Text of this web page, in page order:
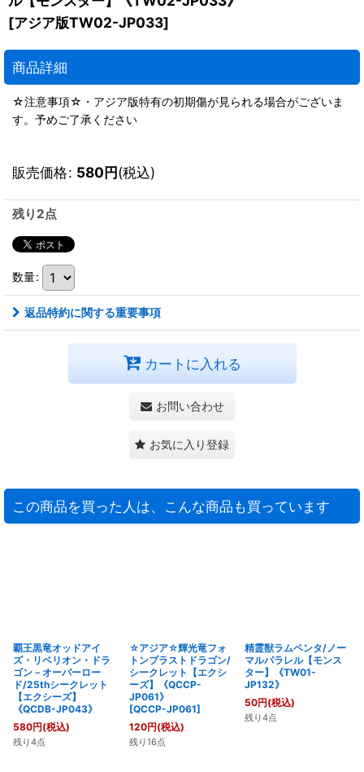
[アジア版TW02-JP033]
商品詳細
☆注意事項☆・アジア版特有の初期傷が見られる場合がございま
す。予めご了承ください
販売価格: 580円(税込)
残り2点
数量:
返品特約に関する重要事項
カートに入れる
お問い合わせ
お気に入り登録
この商品を買った人は、こんな商品も買っています
覇王黒竜オッドアイ
ズ・リベリオン・ドラ
ゴン－オーバーロー
ド/25thシークレット
【エクシーズ】
《QCDB-JP043》
580円(税込)
残り4点
☆アジア☆輝光竜フォ
トンブラストドラゴン/
シークレット【エクシ
ーズ】《QCCP-
JP061》
[QCCP-JP061]
120円(税込)
残り16点
精霊獣ラムペンタ/ノー
マルパラレル【モンス
ター】《TW01-
JP132》
50円(税込)
残り4点